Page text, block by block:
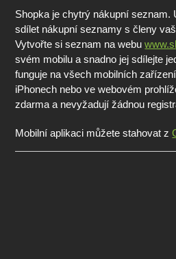
Shopka je chytrý nákupní seznam.
sdílet nákupní seznamy s členy
Vytvořte si seznam na webu
svém mobilu a snadno jej sdílejte
funguje na všech mobilních
iPhonech nebo ve webovém
zdarma a nevyžadují žádnou
Mobilní aplikaci můžete stahovat z